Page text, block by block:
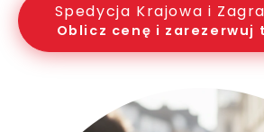
Spedycja Krajowa i
Oblicz cenę i zarezerwuj